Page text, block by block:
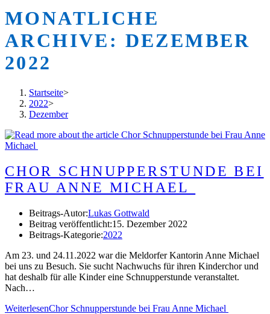
MONATLICHE
ARCHIVE: DEZEMBER
2022
Startseite>
2022>
Dezember
CHOR SCHNUPPERSTUNDE BEI
FRAU ANNE MICHAEL
Beitrags-Autor:Lukas Gottwald
Beitrag veröffentlicht:15. Dezember 2022
Beitrags-Kategorie:2022
Am 23. und 24.11.2022 war die Meldorfer Kantorin Anne Michael
bei uns zu Besuch. Sie sucht Nachwuchs für ihren Kinderchor und
hat deshalb für alle Kinder eine Schnupperstunde veranstaltet.
Nach…
WeiterlesenChor Schnupperstunde bei Frau Anne Michael